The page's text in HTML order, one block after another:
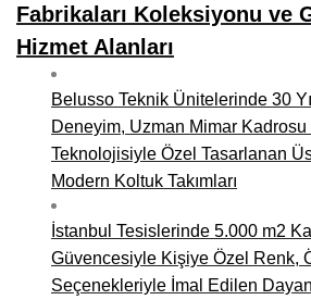
Fabrikaları Koleksiyonu ve
Hizmet Alanları
Belusso Teknik Ünitelerinde 30
Deneyim, Uzman Mimar
Teknolojisiyle Özel Tasarlanan
Modern Koltuk Takımları
İstanbul Tesislerinde 5.000 m2
Güvencesiyle Kişiye Özel Renk,
Seçenekleriyle İmal Edilen